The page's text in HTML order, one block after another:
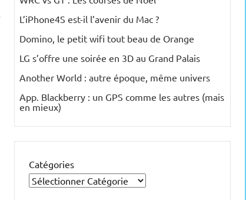
L’iPhone4S est-il l’avenir du Mac ?
Domino, le petit wifi tout beau de Orange
LG s’offre une soirée en 3D au Grand Palais
Another World : autre époque, même univers
App. Blackberry : un GPS comme les autres (mais
en mieux)
Catégories